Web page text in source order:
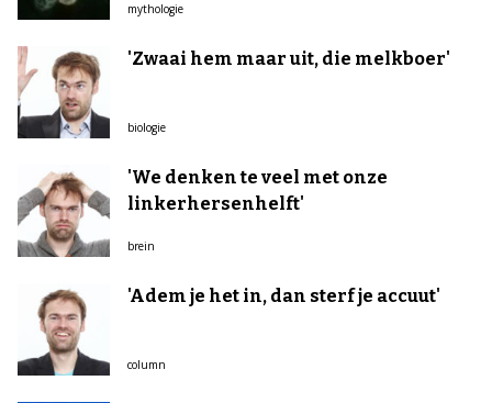
mythologie
'Zwaai hem maar uit, die melkboer'
biologie
'We denken te veel met onze
linkerhersenhelft'
brein
'Adem je het in, dan sterf je accuut'
column